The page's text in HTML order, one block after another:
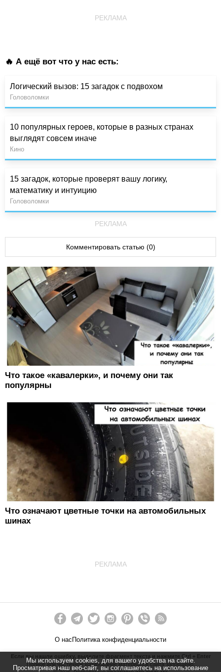
Мы используем cookies, для вашего удобства на сайте.
Просматривая наш веб-сайт, вы соглашаетесь на использование
РЕКЛАМА
🔥 А ещё вот что у нас есть:
Логический вызов: 15 загадок с подвохом
Головоломки
10 популярных героев, которые в разных странах
выглядят совсем иначе
Кино
15 загадок, которые проверят вашу логику,
математику и интуицию
Головоломки
РЕКЛАМА
Комментировать статью (0)
Что такое «кавалерки», и почему они так
популярны
Что означают цветные точки на автомобильных
шинах
РЕКЛАМА
О нас Политика конфиденциальности
Если вы нашли ошибку, выделите фрагмент текста и нажмите Ctrl + Enter
Полное или частичное копирование материалов сайта запрещено.